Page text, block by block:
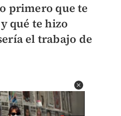
primero que te
qué te hizo
el trabajo de